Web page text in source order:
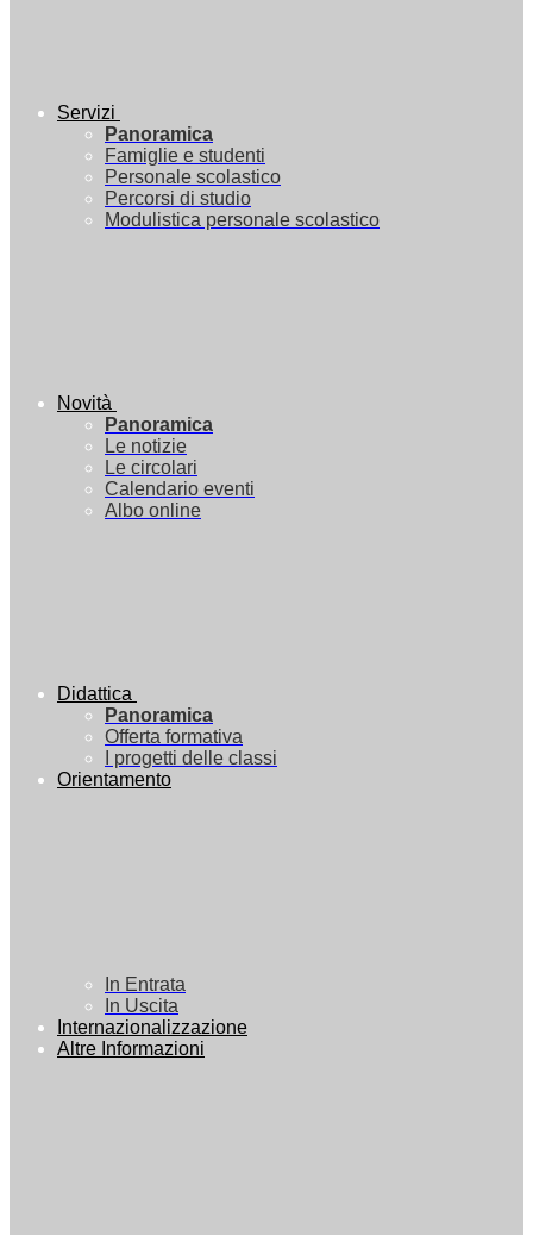
Servizi
Panoramica
Famiglie e studenti
Personale scolastico
Percorsi di studio
Modulistica personale scolastico
Novità
Panoramica
Le notizie
Le circolari
Calendario eventi
Albo online
Didattica
Panoramica
Offerta formativa
I progetti delle classi
Orientamento
In Entrata
In Uscita
Internazionalizzazione
Altre Informazioni